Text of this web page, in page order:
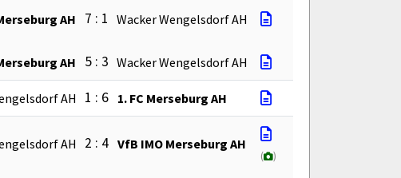
AH 7 : 1 Wacker Wengelsdorf AH
AH 5 : 3 Wacker Wengelsdorf AH
AH 1 : 6 1. FC Merseburg AH
AH 2 : 4 VfB IMO Merseburg AH
( )